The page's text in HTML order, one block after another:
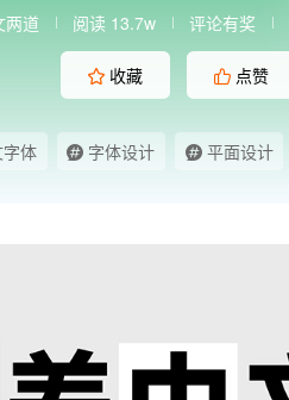
两道 阅读 13.7w 评论有奖
收藏 点赞
体 字体设计 平面设计